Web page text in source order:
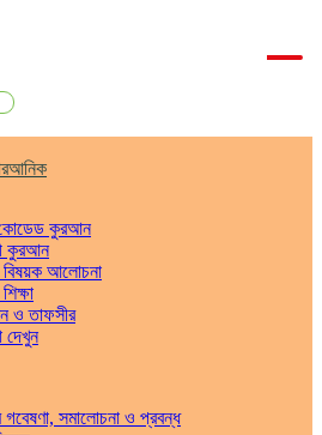
কোডেড কুরআন
কুরআন
আলোচনা
ও তাফসীর
দেখুন
গবেষণা, সমালোচনা ও প্রবন্ধ